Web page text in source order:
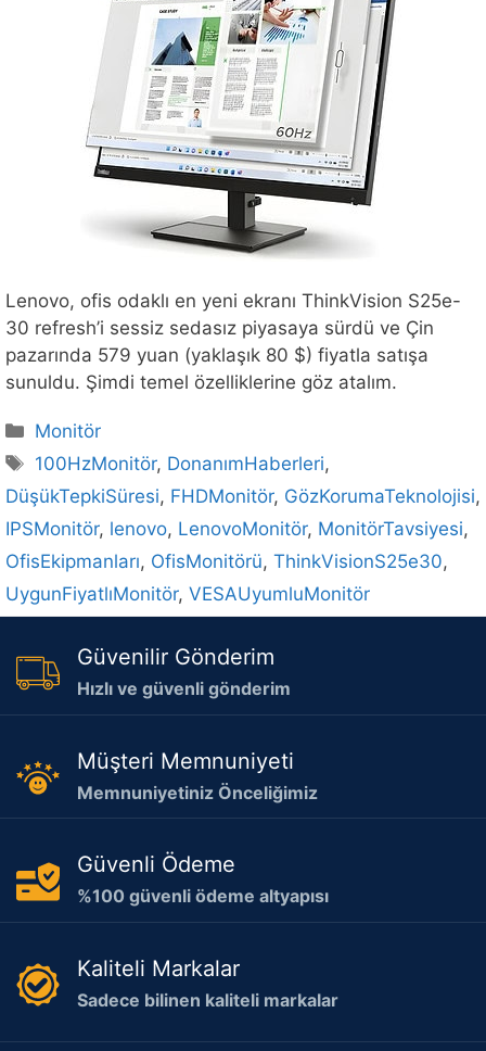
Lenovo, ofis odaklı en yeni ekranı ThinkVision S25e-
30 refresh’i sessiz sedasız piyasaya sürdü ve Çin
pazarında 579 yuan (yaklaşık 80 $) fiyatla satışa
sunuldu. Şimdi temel özelliklerine göz atalım.
Kategoriler
Monitör
Etiketler
100HzMonitör, DonanımHaberleri,
DüşükTepkiSüresi, FHDMonitör, GözKorumaTeknolojisi,
IPSMonitör, lenovo, LenovoMonitör, MonitörTavsiyesi,
OfisEkipmanları, OfisMonitörü, ThinkVisionS25e30,
UygunFiyatlıMonitör, VESAUyumluMonitör
Güvenilir Gönderim
Hızlı ve güvenli gönderim
Müşteri Memnuniyeti
Memnuniyetiniz Önceliğimiz
Güvenli Ödeme
%100 güvenli ödeme altyapısı
Kaliteli Markalar
Sadece bilinen kaliteli markalar